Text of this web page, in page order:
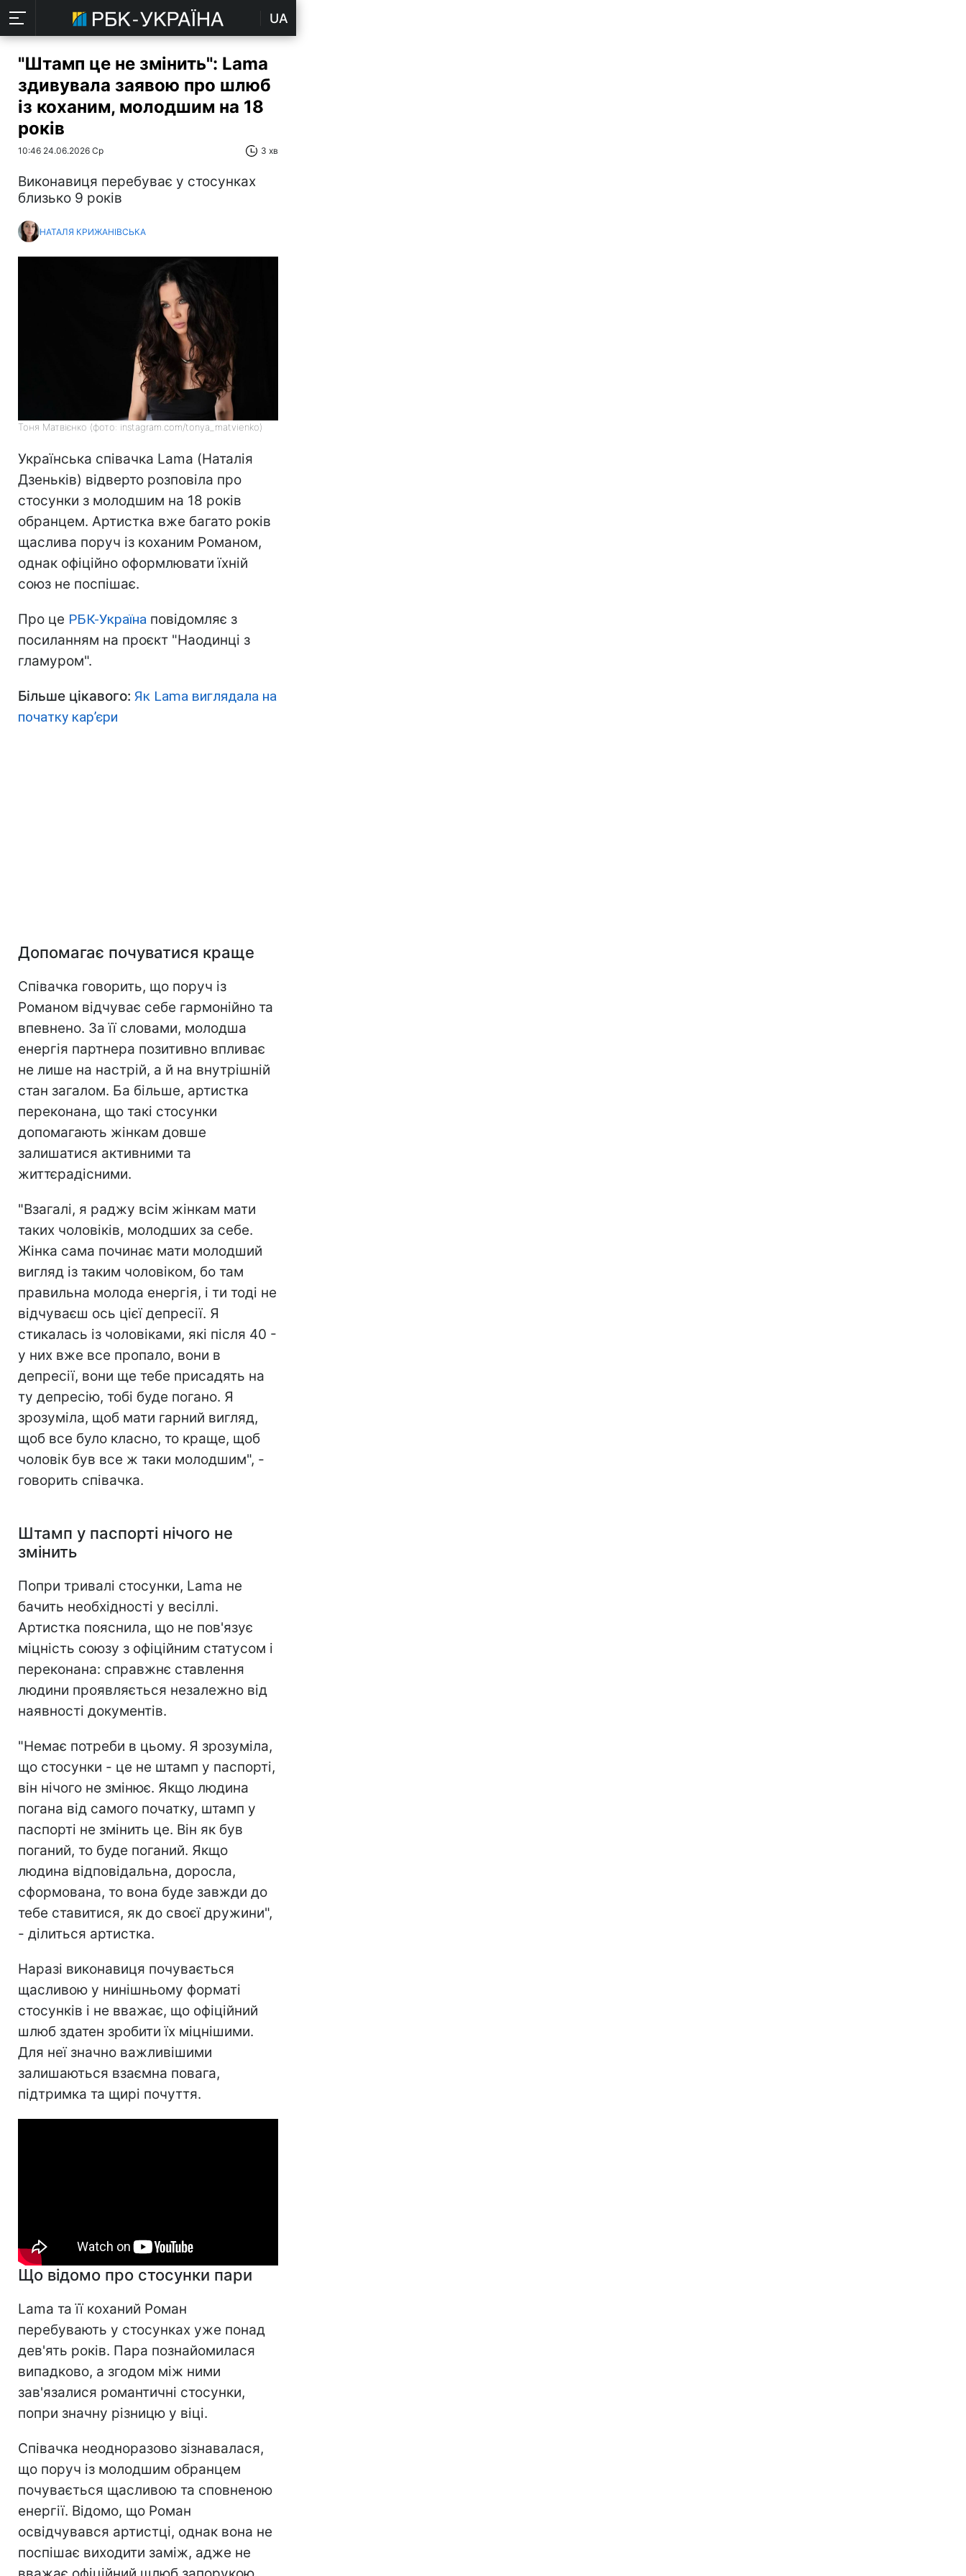
UA
"Штамп це не змінить": Lama
здивувала заявою про шлюб
із коханим, молодшим на 18
років
10:46 24.06.2026 Ср 3 хв
Виконавиця перебуває у стосунках
близько 9 років
НАТАЛЯ КРИЖАНІВСЬКА
Тоня Матвієнко (фото: instagram.com/tonya_matvienko)
Українська співачка Lama (Наталія
Дзеньків) відверто розповіла про
стосунки з молодшим на 18 років
обранцем. Артистка вже багато років
щаслива поруч із коханим Романом,
однак офіційно оформлювати їхній
союз не поспішає.
Про це РБК-Україна повідомляє з
посиланням на проєкт "Наодинці з
гламуром".
Більше цікавого: Як Lama виглядала на
початку кар’єри
Допомагає почуватися краще
Співачка говорить, що поруч із
Романом відчуває себе гармонійно та
впевнено. За її словами, молодша
енергія партнера позитивно впливає
не лише на настрій, а й на внутрішній
стан загалом. Ба більше, артистка
переконана, що такі стосунки
допомагають жінкам довше
залишатися активними та
життєрадісними.
"Взагалі, я раджу всім жінкам мати
таких чоловіків, молодших за себе.
Жінка сама починає мати молодший
вигляд із таким чоловіком, бо там
правильна молода енергія, і ти тоді не
відчуваєш ось цієї депресії. Я
стикалась із чоловіками, які після 40 -
у них вже все пропало, вони в
депресії, вони ще тебе присадять на
ту депресію, тобі буде погано. Я
зрозуміла, щоб мати гарний вигляд,
щоб все було класно, то краще, щоб
чоловік був все ж таки молодшим", -
говорить співачка.
Штамп у паспорті нічого не
змінить
Попри тривалі стосунки, Lama не
бачить необхідності у весіллі.
Артистка пояснила, що не пов'язує
міцність союзу з офіційним статусом і
переконана: справжнє ставлення
людини проявляється незалежно від
наявності документів.
"Немає потреби в цьому. Я зрозуміла,
що стосунки - це не штамп у паспорті,
він нічого не змінює. Якщо людина
погана від самого початку, штамп у
паспорті не змінить це. Він як був
поганий, то буде поганий. Якщо
людина відповідальна, доросла,
сформована, то вона буде завжди до
тебе ставитися, як до своєї дружини",
- ділиться артистка.
Наразі виконавиця почувається
щасливою у нинішньому форматі
стосунків і не вважає, що офіційний
шлюб здатен зробити їх міцнішими.
Для неї значно важливішими
залишаються взаємна повага,
підтримка та щирі почуття.
Що відомо про стосунки пари
Lama та її коханий Роман
перебувають у стосунках уже понад
дев'ять років. Пара познайомилася
випадково, а згодом між ними
зав'язалися романтичні стосунки,
попри значну різницю у віці.
Співачка неодноразово зізнавалася,
що поруч із молодшим обранцем
почувається щасливою та сповненою
енергії. Відомо, що Роман
освідчувався артистці, однак вона не
поспішає виходити заміж, адже не